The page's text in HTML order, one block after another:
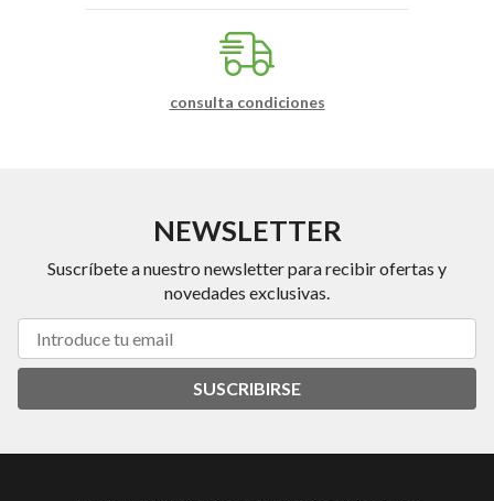
consulta condiciones
NEWSLETTER
Suscríbete a nuestro newsletter para recibir ofertas y
novedades exclusivas.
SUSCRIBIRSE